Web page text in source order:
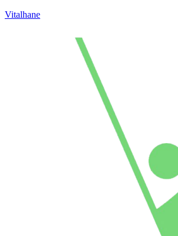
Vitalhane